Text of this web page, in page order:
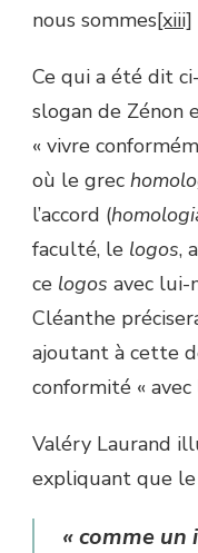
nous sommes[xiii]
Ce qui a été dit
slogan de Zénon
« vivre
où le grec
l’accord (
faculté, le logos,
ce logos avec lui-
Cléanthe
ajoutant à cette
conformité «
Valéry Laurand
expliquant que le
« comme